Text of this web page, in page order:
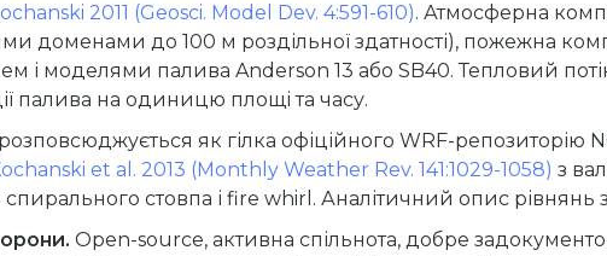
2011 (Geosci. Model Dev. 4:591-610). Атмосферна
доменами до 100 м роздільної здатності), пожежна
і моделями палива Anderson 13 або SB40. Тепловий
палива на одиницю площі та часу.
як гілка офіційного WRF-репозиторію
et al. 2013 (Monthly Weather Rev. 141:1029-1058) з
стовпа і fire whirl. Аналітичний опис рівнянь
Open-source, активна спільнота, добре